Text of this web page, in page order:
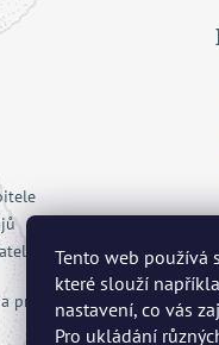
Tento web používá
které slouží
nastavení, co vás
Pro ukládání
a právnické
právnické osoby